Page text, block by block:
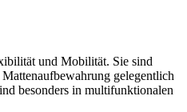
und Mobilität. Sie sind
gelegentlich
besonders in multifunktionalen